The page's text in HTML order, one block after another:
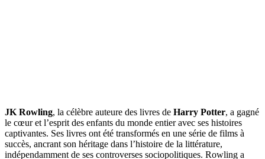
JK Rowling, la célèbre auteure des livres de Harry Potter, a gagné
le cœur et l’esprit des enfants du monde entier avec ses histoires
captivantes. Ses livres ont été transformés en une série de films à
succès, ancrant son héritage dans l’histoire de la littérature,
indépendamment de ses controverses sociopolitiques. Rowling a